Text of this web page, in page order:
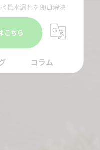
栓水漏れを即日解決
こちら
コラム